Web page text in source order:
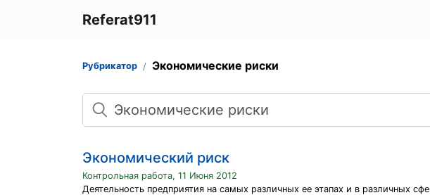
Referat911
Рубрикатор Экономические риски
Поиск
Экономический риск
Контрольная работа, 11 Июня 2012
Деятельность предприятия на самых различных ее этапах и в различных